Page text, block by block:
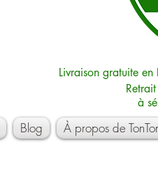
Livraison gratuite
à
Blog À propos de